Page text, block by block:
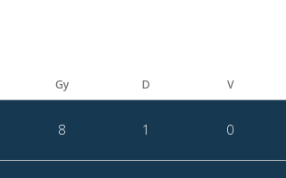
Gy D V
8 1 0